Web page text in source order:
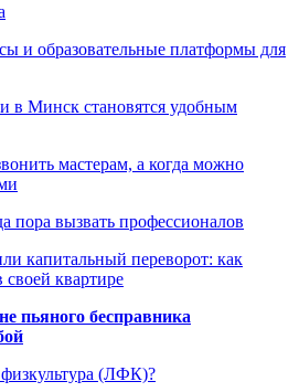
и образовательные платформы для
в Минск становятся удобным
мастерам, а когда можно
пора вызвать профессионалов
капитальный переворот: как
своей квартире
пьяного бесправника
(ЛФК)?